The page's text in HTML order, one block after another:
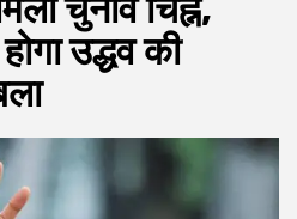
चुनाव चिह्न,
उद्धव की